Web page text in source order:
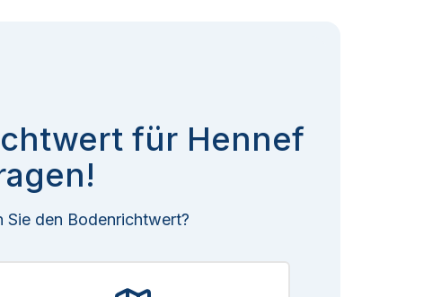
für Hennef
Sie den Bodenrichtwert?